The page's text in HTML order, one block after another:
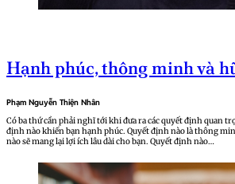
Hạnh phúc, thông minh và
Phạm Nguyễn Thiện Nhân
Có ba thứ cần phải nghĩ tới khi đưa ra các quyết định quan
định nào khiến bạn hạnh phúc. Quyết định nào là thông
nào sẽ mang lại lợi ích lâu dài cho bạn. Quyết định nào…